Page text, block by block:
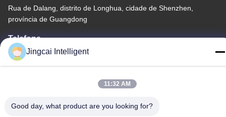
Rua de Dalang, distrito de Longhua, cidade de Shenzhen,
província de Guangdong
Telefone
18665866730-18665866730
Política de Privacidade
Mapa do Site
Jingcai Intelligent
11:32 AM
Good day, what product are you looking for?